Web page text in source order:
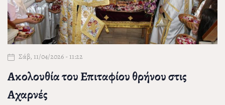
Σάβ, 11/04/2026 - 11:22
Ακολουθία του Επιταφίου θρήνου στις
Αχαρνές